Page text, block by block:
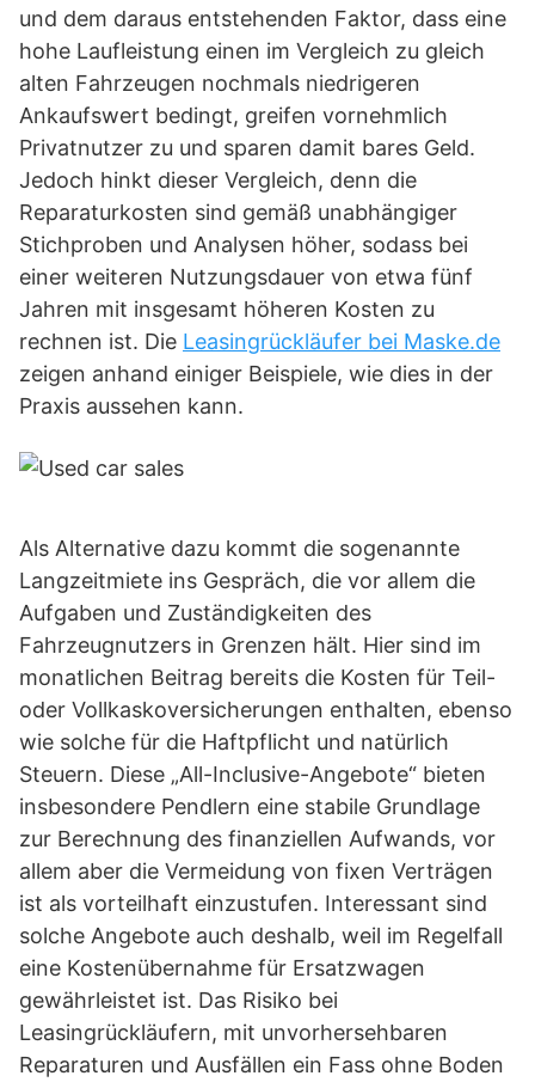
und dem daraus entstehenden Faktor, dass eine
hohe Laufleistung einen im Vergleich zu gleich
alten Fahrzeugen nochmals niedrigeren
Ankaufswert bedingt, greifen vornehmlich
Privatnutzer zu und sparen damit bares Geld.
Jedoch hinkt dieser Vergleich, denn die
Reparaturkosten sind gemäß unabhängiger
Stichproben und Analysen höher, sodass bei
einer weiteren Nutzungsdauer von etwa fünf
Jahren mit insgesamt höheren Kosten zu
rechnen ist. Die Leasingrückläufer bei Maske.de
zeigen anhand einiger Beispiele, wie dies in der
Praxis aussehen kann.
Als Alternative dazu kommt die sogenannte
Langzeitmiete ins Gespräch, die vor allem die
Aufgaben und Zuständigkeiten des
Fahrzeugnutzers in Grenzen hält. Hier sind im
monatlichen Beitrag bereits die Kosten für Teil-
oder Vollkaskoversicherungen enthalten, ebenso
wie solche für die Haftpflicht und natürlich
Steuern. Diese „All-Inclusive-Angebote“ bieten
insbesondere Pendlern eine stabile Grundlage
zur Berechnung des finanziellen Aufwands, vor
allem aber die Vermeidung von fixen Verträgen
ist als vorteilhaft einzustufen. Interessant sind
solche Angebote auch deshalb, weil im Regelfall
eine Kostenübernahme für Ersatzwagen
gewährleistet ist. Das Risiko bei
Leasingrückläufern, mit unvorhersehbaren
Reparaturen und Ausfällen ein Fass ohne Boden